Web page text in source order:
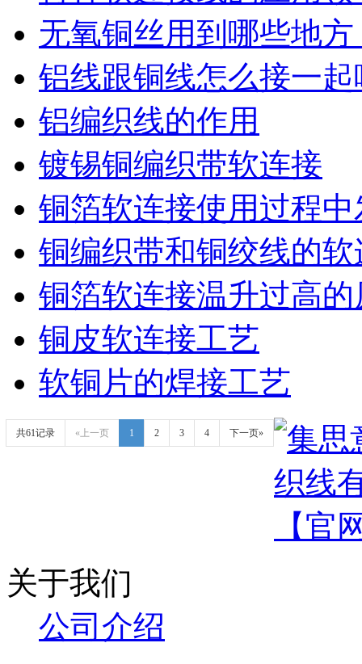
无氧铜丝用到哪些地方
铝线跟铜线怎么接一起
铝编织线的作用
镀锡铜编织带软连接
铜箔软连接使用过程
铜编织带和铜绞线的
铜箔软连接温升过高
铜皮软连接工艺
软铜片的焊接工艺
共61记录 «上一页 1 2 3 4 下一页»
关于我们
公司介绍